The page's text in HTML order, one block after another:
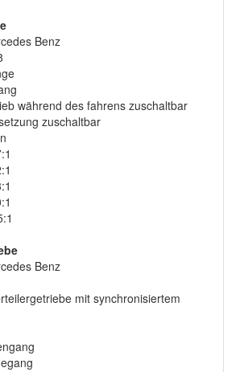
Benz
während des fahrens zuschaltbar
zuschaltbar
Benz
mit synchronisiertem